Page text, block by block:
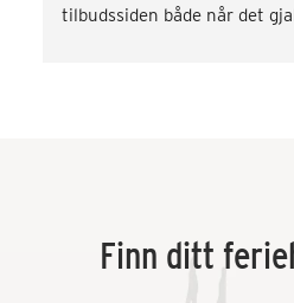
tilbudssiden både når det
Finn ditt